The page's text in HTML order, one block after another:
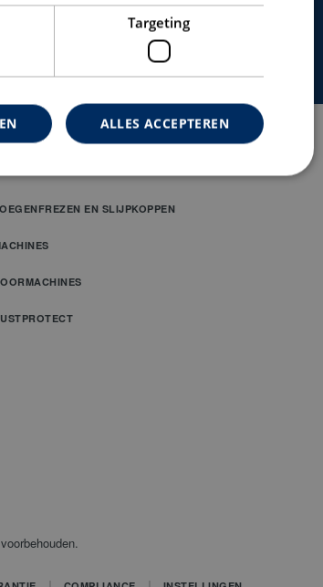
EN SLIJPKOPPEN
Targeting
ALLES ACCEPTEREN